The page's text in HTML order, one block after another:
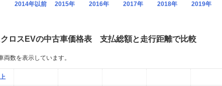
2014年以前 2015年 2016年 2017年 2018年 2019年
ロスEVの中古車価格表 支払総額と走行距離で比較
両数を表示しています。